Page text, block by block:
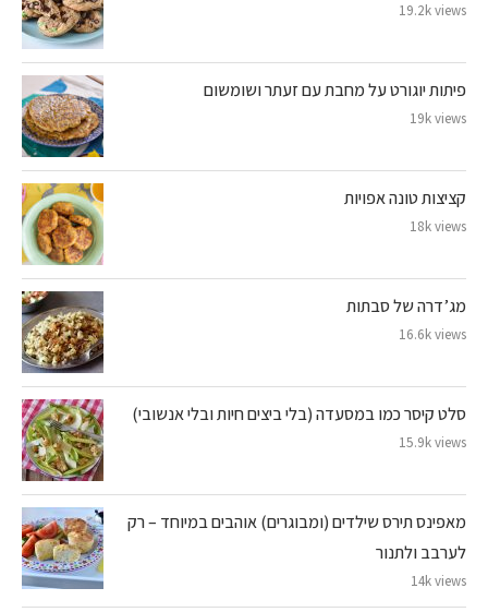
19.2k views
פיתות יוגורט על מחבת עם זעתר ושומשום
19k views
קציצות טונה אפויות
18k views
מג’דרה של סבתות
16.6k views
סלט קיסר כמו במסעדה (בלי ביצים חיות ובלי אנשובי)
15.9k views
מאפינס תירס שילדים (ומבוגרים) אוהבים במיוחד – רק
לערבב ולתנור
14k views